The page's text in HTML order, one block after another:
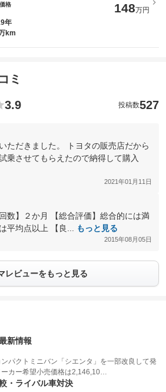
格
148万円
年
km
ミ
3.9 投稿数527
ただきました。 トヨタの販売店だから
乗させてもらえたので納得して購入
2021年01月11日
数】２か月 【総合評価】総合的には満
平均点以上 【良...
もっと見る
2015年08月05日
レビューをもっと見る
新情報
ンパクトミニバン「シエンタ」を一部改良して発
ーカー希望小売価格は2,146,10…
・ライバル車対決